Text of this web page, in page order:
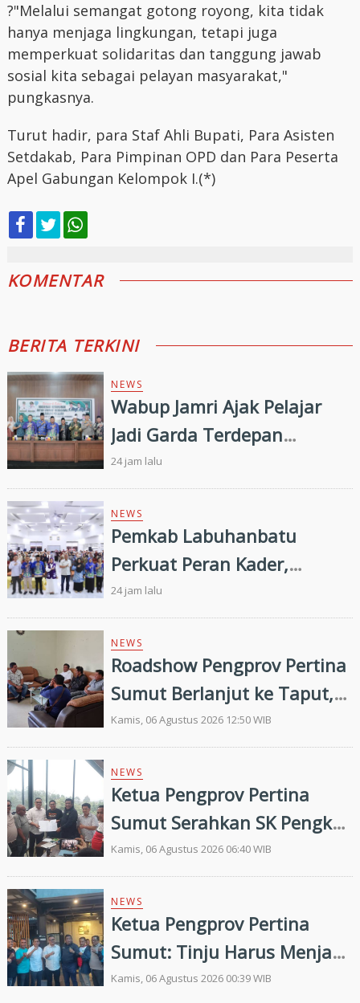
?"Melalui semangat gotong royong, kita tidak
hanya menjaga lingkungan, tetapi juga
memperkuat solidaritas dan tanggung jawab
sosial kita sebagai pelayan masyarakat,"
pungkasnya.
Turut hadir, para Staf Ahli Bupati, Para Asisten
Setdakab, Para Pimpinan OPD dan Para Peserta
Apel Gabungan Kelompok I.(*)
KOMENTAR
BERITA TERKINI
NEWS
Wabup Jamri Ajak Pelajar
Jadi Garda Terdepan
Merawat Kerukunan di Era
Digital
24 jam lalu
NEWS
Pemkab Labuhanbatu
Perkuat Peran Kader,
Efektivitas Penurunan
Stunting Masih Menjadi
Tantangan Bersama
24 jam lalu
NEWS
Roadshow Pengprov Pertina
Sumut Berlanjut ke Taput,
Pengkab Siap Dukung
Pembinaan dan Targetkan
Prestasi di Porprovsu 2026
Kamis, 06 Agustus 2026 12:50 WIB
NEWS
Ketua Pengprov Pertina
Sumut Serahkan SK Pengkab
Pertina Madina Periode
2026–2030
Kamis, 06 Agustus 2026 06:40 WIB
NEWS
Ketua Pengprov Pertina
Sumut: Tinju Harus Menjadi
Jalan Membangun Masa
Kamis, 06 Agustus 2026 00:39 WIB